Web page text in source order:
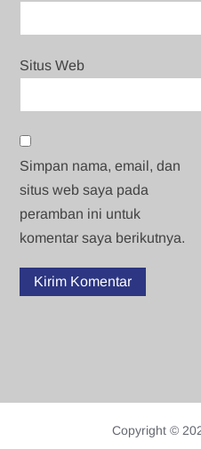
Situs Web
Simpan nama, email, dan
situs web saya pada
peramban ini untuk
komentar saya berikutnya.
Copyright ©